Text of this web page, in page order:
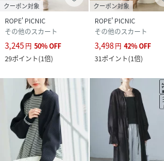
クーポン対象
ROPE' PICNIC
その他のスカート
3,245円 50%OFF
29ポイント(1倍)
クーポン対象
ROPE' PICNIC
その他のスカート
3,498円 42%OFF
31ポイント(1倍)